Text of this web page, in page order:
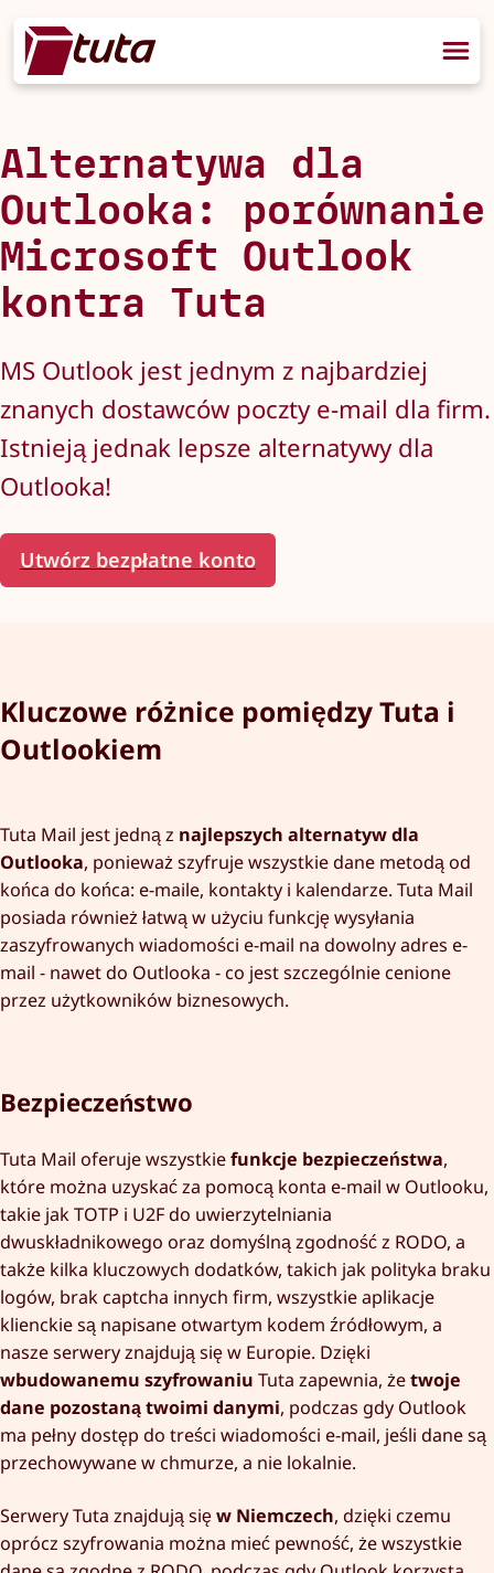
Alternatywa dla
Outlooka: porównanie
Microsoft Outlook
kontra Tuta
MS Outlook jest jednym z najbardziej
znanych dostawców poczty e-mail dla firm.
Istnieją jednak lepsze alternatywy dla
Outlooka!
Utwórz bezpłatne konto
Kluczowe różnice pomiędzy Tuta i
Outlookiem
Tuta Mail jest jedną z najlepszych alternatyw dla
Outlooka, ponieważ szyfruje wszystkie dane metodą od
końca do końca: e-maile, kontakty i kalendarze. Tuta Mail
posiada również łatwą w użyciu funkcję wysyłania
zaszyfrowanych wiadomości e-mail na dowolny adres e-
mail - nawet do Outlooka - co jest szczególnie cenione
przez użytkowników biznesowych.
Bezpieczeństwo
Tuta Mail oferuje wszystkiefunkcje bezpieczeństwa,
które można uzyskać za pomocą konta e-mail w Outlooku,
takie jak TOTP i U2F do uwierzytelniania
dwuskładnikowego oraz domyślną zgodność z RODO, a
także kilka kluczowych dodatków, takich jak polityka braku
logów, brak captcha innych firm, wszystkie aplikacje
klienckie są napisane otwartym kodem źródłowym, a
nasze serwery znajdują się w Europie. Dzięki
wbudowanemu szyfrowaniu Tuta zapewnia, żetwoje
dane pozostaną twoimi danymi, podczas gdy Outlook
ma pełny dostęp do treści wiadomości e-mail, jeśli dane są
przechowywane w chmurze, a nie lokalnie.
Serwery Tuta znajdują sięw Niemczech, dzięki czemu
oprócz szyfrowania można mieć pewność, że wszystkie